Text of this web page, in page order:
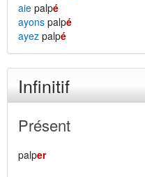
aie palpé
ayons palpé
ayez palpé
Infinitif
Présent
palper